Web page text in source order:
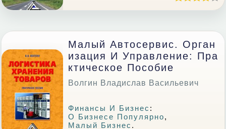
Малый Автосервис. Орган
Изация И Управление: Пра
Ктическое Пособие
Волгин Владислав Васильевич
Финансы И Бизнес :
О Бизнесе Популярно,
Малый Бизнес .